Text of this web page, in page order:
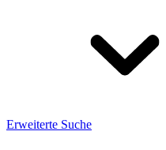
Erweiterte Suche